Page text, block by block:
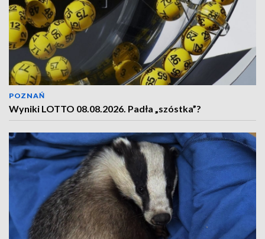
POZNAŃ
Wyniki LOTTO 08.08.2026. Padła „szóstka”?